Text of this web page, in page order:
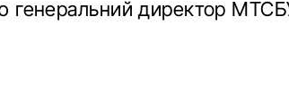
генеральний директор